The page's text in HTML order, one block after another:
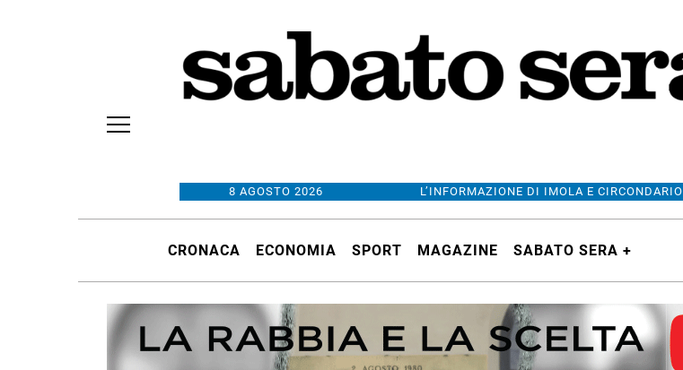
8 AGOSTO 2026 L’INFORMAZIONE DI IMOLA E CIRCONDARIO
CRONACA ECONOMIA SPORT MAGAZINE SABATO SERA +